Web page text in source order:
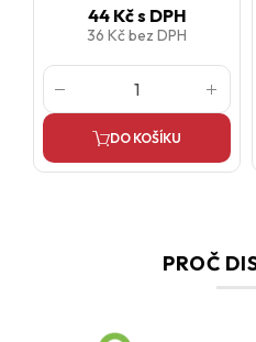
44 Kčs DPH
36 Kčbez DPH
DO KOŠÍKU
PROČ